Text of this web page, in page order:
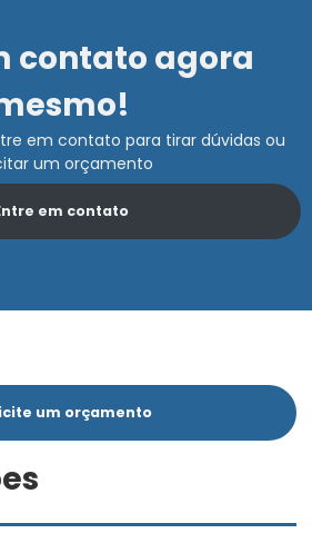
contato agora
em contato para tirar dúvidas ou
um orçamento
em contato
um orçamento